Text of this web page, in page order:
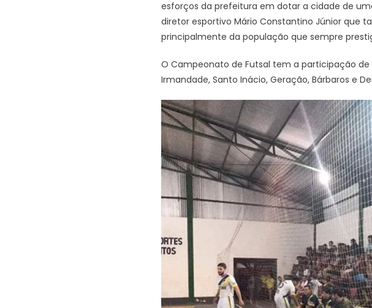
esforços da prefeitura em dotar a cidade de
diretor esportivo Mário Constantino Júnior que
principalmente da população que sempre
O Campeonato de Futsal tem a participação de
Irmandade, Santo Inácio, Geração, Bárbaros e